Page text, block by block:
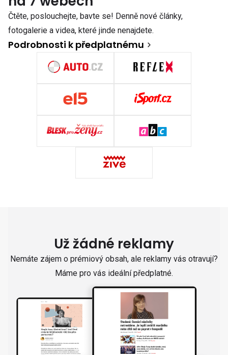
Čtěte, poslouchejte, bavte se! Denně nové články,
fotogalerie a videa, které jinde nenajdete.
Podrobnosti k předplatnému
Už žádné reklamy
Nemáte zájem o prémiový obsah, ale reklamy vás otravují?
Máme pro vás ideální předplatné.